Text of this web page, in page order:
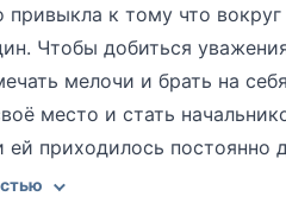
привыкла к тому что
Чтобы добиться
мелочи и брать на
место и стать
приходилось постоянно
день когда появляется